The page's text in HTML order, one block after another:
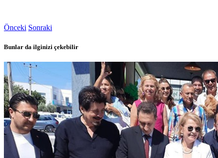
Önceki Sonraki
Bunlar da ilginizi çekebilir